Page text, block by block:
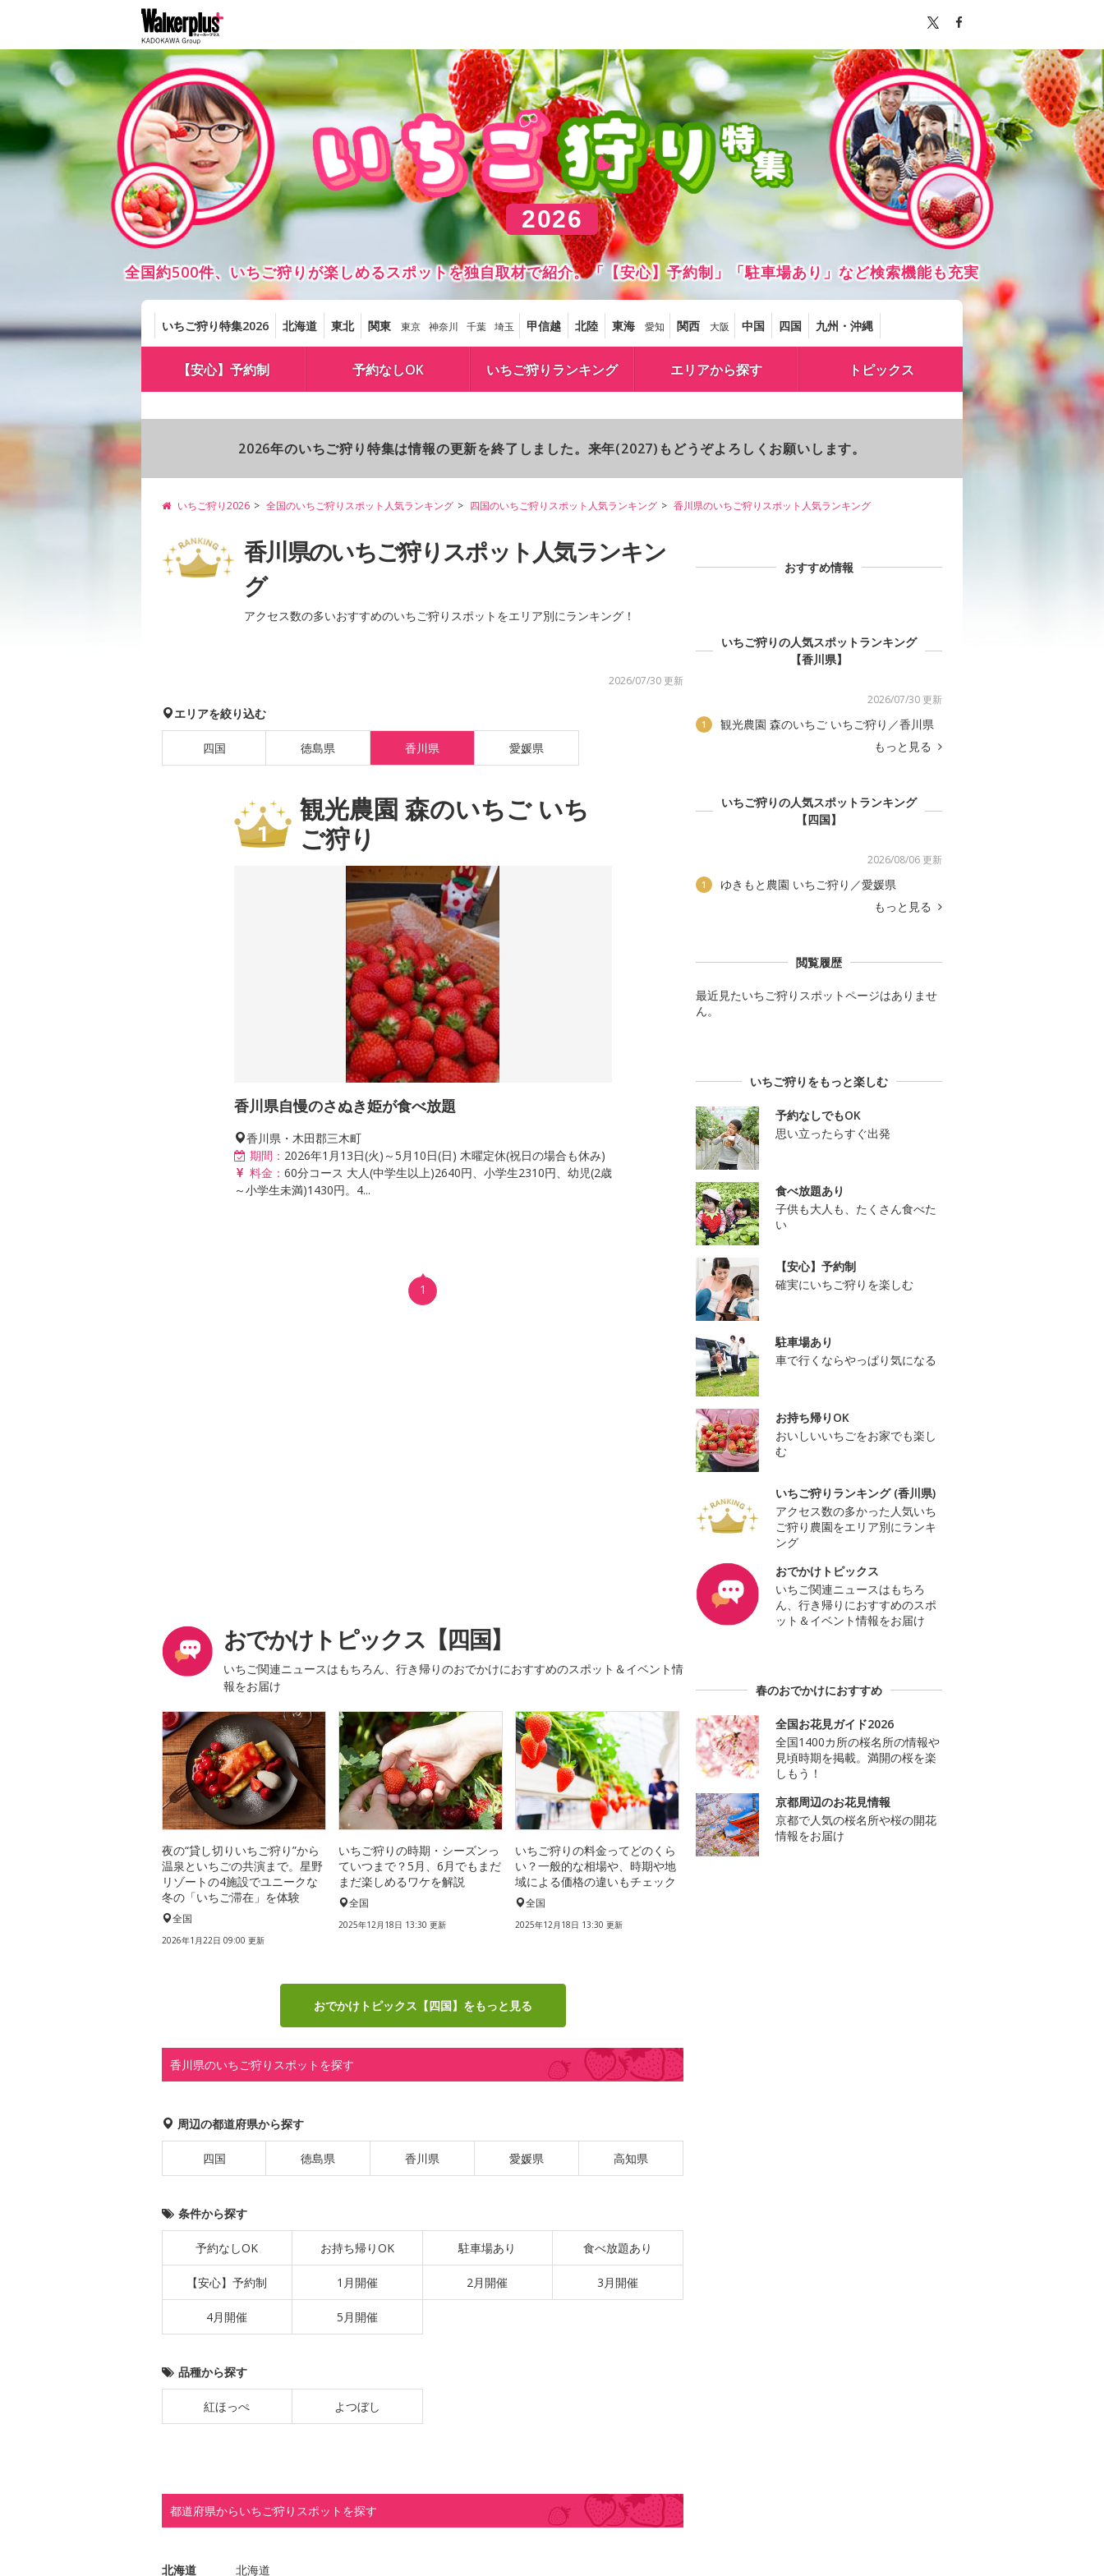
2026
全国約500件、いちご狩りが楽しめるスポットを独自取材で紹介。「【安心】予約制」「駐車場あり」など検索機能も充実
いちご狩り特集2026 北海道 東北 関東 東京 神奈川 千葉 埼玉 甲信越 北陸 東海 愛知 関西 大阪 中国 四国 九州・沖縄
【安心】予約制 予約なしOK いちご狩りランキング エリアから探す トピックス
2026年のいちご狩り特集は情報の更新を終了しました。来年(2027)もどうぞよろしくお願いします。
いちご狩り2026 全国のいちご狩りスポット人気ランキング 四国のいちご狩りスポット人気ランキング 香川県のいちご狩りスポット人気ランキング
香川県のいちご狩りスポット人気ランキン
グ
アクセス数の多いおすすめのいちご狩りスポットをエリア別にランキング！
2026/07/30 更新
エリアを絞り込む
四国 徳島県 香川県 愛媛県
観光農園 森のいちご いち
ご狩り
香川県自慢のさぬき姫が食べ放題
香川県・木田郡三木町
期間： 2026年1月13日(火)～5月10日(日) 木曜定休(祝日の場合も休み)
料金： 60分コース 大人(中学生以上)2640円、小学生2310円、幼児(2歳
～小学生未満)1430円。4...
1
おでかけトピックス【四国】
いちご関連ニュースはもちろん、行き帰りのおでかけにおすすめのスポット＆イベント情
報をお届け
夜の“貸し切りいちご狩り”から
温泉といちごの共演まで。星野
リゾートの4施設でユニークな
冬の「いちご滞在」を体験
全国
2026年1月22日 09:00 更新
いちご狩りの時期・シーズンっ
ていつまで？5月、6月でもまだ
まだ楽しめるワケを解説
全国
2025年12月18日 13:30 更新
いちご狩りの料金ってどのくら
い？一般的な相場や、時期や地
域による価格の違いもチェック
全国
2025年12月18日 13:30 更新
おでかけトピックス【四国】をもっと見る
香川県のいちご狩りスポットを探す
周辺の都道府県から探す
四国 徳島県 香川県 愛媛県 高知県
条件から探す
予約なしOK お持ち帰りOK 駐車場あり 食べ放題あり
【安心】予約制 1月開催 2月開催 3月開催
4月開催 5月開催
品種から探す
紅ほっぺ よつぼし
都道府県からいちご狩りスポットを探す
北海道
北海道
おすすめ情報
いちご狩りの人気スポットランキング
【香川県】
2026/07/30 更新
1
観光農園 森のいちご いちご狩り／香川県
もっと見る
いちご狩りの人気スポットランキング
【四国】
2026/08/06 更新
1
ゆきもと農園 いちご狩り／愛媛県
もっと見る
閲覧履歴
最近見たいちご狩りスポットページはありませ
ん。
いちご狩りをもっと楽しむ
予約なしでもOK
思い立ったらすぐ出発
食べ放題あり
子供も大人も、たくさん食べた
い
【安心】予約制
確実にいちご狩りを楽しむ
駐車場あり
車で行くならやっぱり気になる
お持ち帰りOK
おいしいいちごをお家でも楽し
む
いちご狩りランキング (香川県)
アクセス数の多かった人気いち
ご狩り農園をエリア別にランキ
ング
おでかけトピックス
いちご関連ニュースはもちろ
ん、行き帰りにおすすめのスポ
ット＆イベント情報をお届け
春のおでかけにおすすめ
全国お花見ガイド2026
全国1400カ所の桜名所の情報や
見頃時期を掲載。満開の桜を楽
しもう！
京都周辺のお花見情報
京都で人気の桜名所や桜の開花
情報をお届け